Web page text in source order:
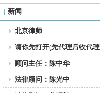
新闻
北京律师
请你先打开(先代理后收代
顾问主任：陈中华
法律顾问：陈光中